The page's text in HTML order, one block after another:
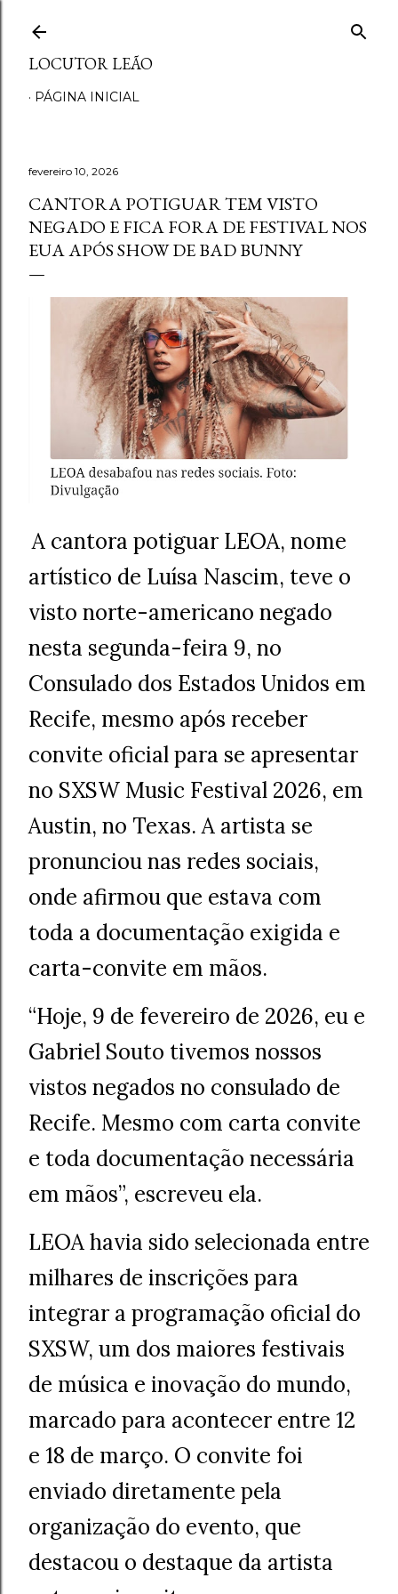
LOCUTOR LEÃO
PÁGINA INICIAL
fevereiro 10, 2026
CANTORA POTIGUAR TEM VISTO
NEGADO E FICA FORA DE FESTIVAL NOS
EUA APÓS SHOW DE BAD BUNNY
A cantora potiguar LEOA, nome
artístico de Luísa Nascim, teve o
visto norte-americano negado
nesta segunda-feira 9, no
Consulado dos Estados Unidos em
Recife, mesmo após receber
convite oficial para se apresentar
no SXSW Music Festival 2026, em
Austin, no Texas. A artista se
pronunciou nas redes sociais,
onde afirmou que estava com
toda a documentação exigida e
carta-convite em mãos.
“Hoje, 9 de fevereiro de 2026, eu e
Gabriel Souto tivemos nossos
vistos negados no consulado de
Recife. Mesmo com carta convite
e toda documentação necessária
em mãos”, escreveu ela.
LEOA havia sido selecionada entre
milhares de inscrições para
integrar a programação oficial do
SXSW, um dos maiores festivais
de música e inovação do mundo,
marcado para acontecer entre 12
e 18 de março. O convite foi
enviado diretamente pela
organização do evento, que
destacou o destaque da artista